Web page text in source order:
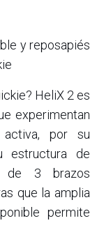
y reposapiés
HeliX 2 es
experimentan
por su
estructura de
de 3 brazos
que la amplia
permite